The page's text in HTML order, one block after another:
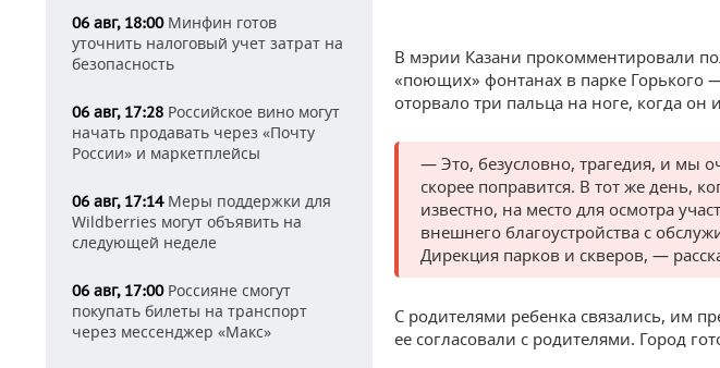
06 авг, 18:00Минфин готов
уточнить налоговый учет затрат на
безопасность
06 авг, 17:28 Российское вино могут
начать продавать через «Почту
России» и маркетплейсы
06 авг, 17:14Меры поддержки для
Wildberries могут объявить на
следующей неделе
06 авг, 17:00Россияне смогут
покупать билеты на транспорт
через мессенджер «Макс»
В мэрии Казани прокомментировали
«поющих» фонтанах в парке Горького
оторвало три пальца на ноге, когда он
— Это, безусловно, трагедия, и мы
скорее поправится. В тот же день,
известно, на место для осмотра
внешнего благоустройства с
Дирекция парков и скверов, —
С родителями ребенка связались, им
ее согласовали с родителями. Город